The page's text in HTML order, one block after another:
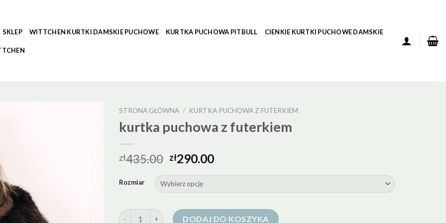
SKLEP WITTCHEN KURTKI DAMSKIE PUCHOWE KURTKA PUCHOWA PITBULL CIENKIE KURTKI PUCHOWE DAMSKIE
STRONA GŁÓWNA / KURTKA PUCHOWA Z FUTERKIEM
kurtka puchowa z futerkiem
zł435.00 zł290.00
Rozmiar
ilość kurtka puchowa z futerkiemDODAJ DO KOSZYKA